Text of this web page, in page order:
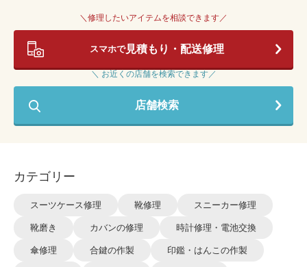
＼修理したいアイテムを相談できます／
スマホで見積もり・配送修理
＼ お近くの店舗を検索できます／
店舗検索
カテゴリー
スーツケース修理 靴修理 スニーカー修理
靴磨き カバンの修理 時計修理・電池交換
傘修理 合鍵の作製 印鑑・はんこの作製